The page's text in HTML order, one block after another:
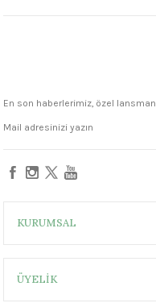
°C
1305 °C
En son haberlerimiz, özel
KURUMSAL
ÜYELİK